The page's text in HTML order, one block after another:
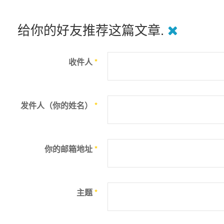
给你的好友推荐这篇文章.
收件人*
发件人（你的姓名） *
你的邮箱地址*
主题*